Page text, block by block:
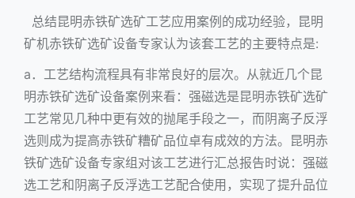
总结昆明赤铁矿选矿工艺应用案例的成功经验，昆明
矿机赤铁矿选矿设备专家认为该套工艺的主要特点是:
a．工艺结构流程具有非常良好的层次。从就近几个昆
明赤铁矿选矿设备案例来看：强磁选是昆明赤铁矿选矿
工艺常见几种中更有效的抛尾手段之一，而阴离子反浮
选则成为提高赤铁矿糟矿品位卓有成效的方法。昆明赤
铁矿选矿设备专家组对该工艺进行汇总报告时说：强磁
选工艺和阴离子反浮选工艺配合使用，实现了提升品位